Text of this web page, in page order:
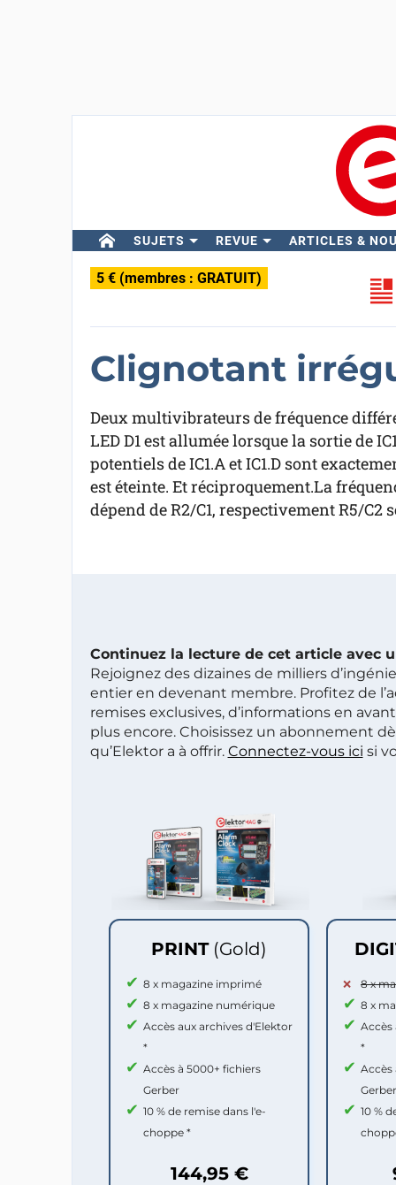
SUJETS REVUE ARTICLES &
5 € (membres : GRATUIT)
Clignotant
Deux multivibrateurs de fréquence
LED D1 est allumée lorsque la sortie de
potentiels de IC1.A et IC1.D sont
est éteinte. Et réciproquement.La
dépend de R2/C1, respectivement R5/C2
Continuez la lecture de cet article avec
Rejoignez des dizaines de milliers
entier en devenant membre. Profitez de
remises exclusives, d’informations en
plus encore. Choisissez un abonnement
qu’Elektor a à offrir. Connectez-vous ici si
PRINT (Gold)
8 x magazine imprimé
8 x magazine numérique
Accès aux archives d'Elektor
*
Accès à 5000+ fichiers
Gerber
10 % de remise dans l'e-
choppe *
144,95 €
8 x
8 x
Accès
*
Accès
Gerber
10 %